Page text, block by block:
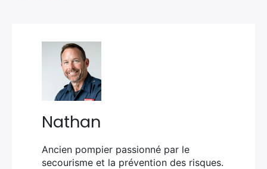
Nathan
Ancien pompier passionné par le
secourisme et la prévention des risques.